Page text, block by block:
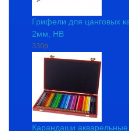
Грифели для цанговых
2мм, HB
330р.
Карандаши